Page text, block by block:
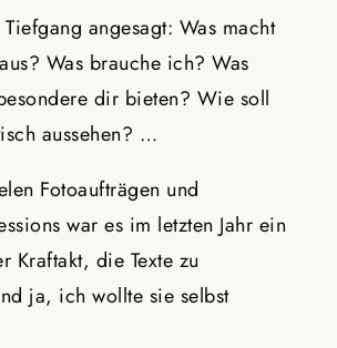
angesagt: Was macht
Was brauche ich? Was
dir bieten? Wie soll
aussehen? …
Fotoaufträgen und
war es im letzten Jahr ein
Kraftakt, die Texte zu
ja, ich wollte sie selbst